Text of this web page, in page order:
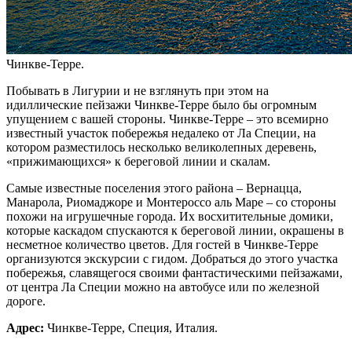
Чинкве-Терре.
Побывать в Лигурии и не взглянуть при этом на
идиллические пейзажи Чинкве-Терре было бы огромным
упущением с вашей стороны. Чинкве-Терре – это всемирно
известный участок побережья недалеко от Ла Специи, на
котором разместилось несколько великолепных деревень,
«прижимающихся» к береговой линии и скалам.
Самые известные поселения этого района – Вернацца,
Манарола, Риомаджоре и Монтероссо аль Маре – со стороны
похожи на игрушечные города. Их восхитительные домики,
которые каскадом спускаются к береговой линии, окрашены в
несметное количество цветов. Для гостей в Чинкве-Терре
организуются экскурсии с гидом. Добраться до этого участка
побережья, славящегося своими фантастическими пейзажами,
от центра Ла Специи можно на автобусе или по железной
дороге.
Адрес: Чинкве-Терре, Специя, Италия.